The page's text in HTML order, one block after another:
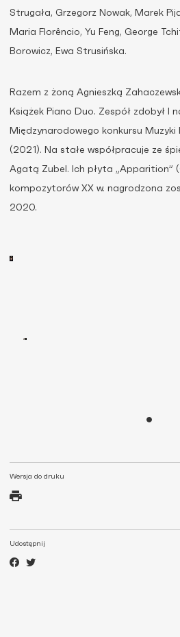
Wersja do druku
Udostępnij
Strugała, Grzegorz Nowak, Marek
Maria Florêncio, Yu Feng, George
Borowicz, Ewa Strusińska.
Razem z żoną Agnieszką
Książek Piano Duo. Zespół zdobył I
Międzynarodowego konkursu Muzyki
(2021). Na stałe współpracuje ze
Agatą Zubel. Ich płyta „Apparition”
kompozytorów XX w. nagrodzona
2020.